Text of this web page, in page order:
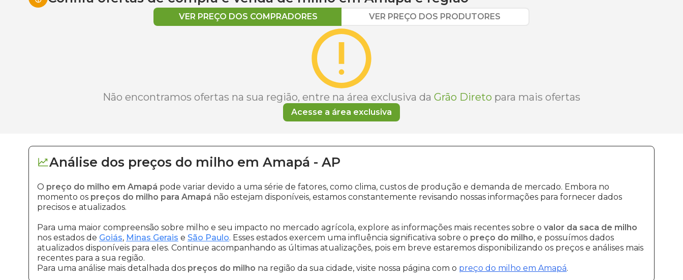
VER PREÇO DOS COMPRADORES VER PREÇO DOS PRODUTORES
Não encontramos ofertas na sua região, entre na área exclusiva da Grão Direto para mais ofertas
Acesse a área exclusiva
Análise dos preços do milho em Amapá - AP
O preço do milho em Amapá pode variar devido a uma série de fatores, como clima, custos de produção e demanda de mercado. Embora no
momento os preços do milho para Amapá não estejam disponíveis, estamos constantemente revisando nossas informações para fornecer dados
precisos e atualizados.
Para uma maior compreensão sobre milho e seu impacto no mercado agrícola, explore as informações mais recentes sobre o valor da saca de milho
nos estados de Goiás, Minas Gerais e São Paulo. Esses estados exercem uma influência significativa sobre o preço do milho, e possuímos dados
atualizados disponíveis para eles. Continue acompanhando as últimas atualizações, pois em breve estaremos disponibilizando os preços e análises mais
recentes para a sua região.
Para uma análise mais detalhada dos preços do milho na região da sua cidade, visite nossa página com o preço do milho em Amapá.